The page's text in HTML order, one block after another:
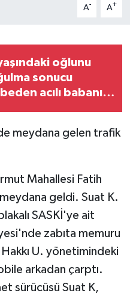
A- A+
oğlunu
sonucu
acılı babanın
meydana gelen trafik
Mahallesi Fatih
geldi. Suat K.
SASKİ'ye ait
zabıta memuru
U. yönetimindeki
arkadan çarptı.
sürücüsü Suat K,